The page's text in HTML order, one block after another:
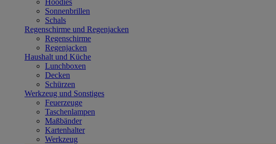
Hoodies
Sonnenbrillen
Schals
Regenschirme und Regenjacken
Regenschirme
Regenjacken
Haushalt und Küche
Lunchboxen
Decken
Schürzen
Werkzeug und Sonstiges
Feuerzeuge
Taschenlampen
Maßbänder
Kartenhalter
Werkzeug